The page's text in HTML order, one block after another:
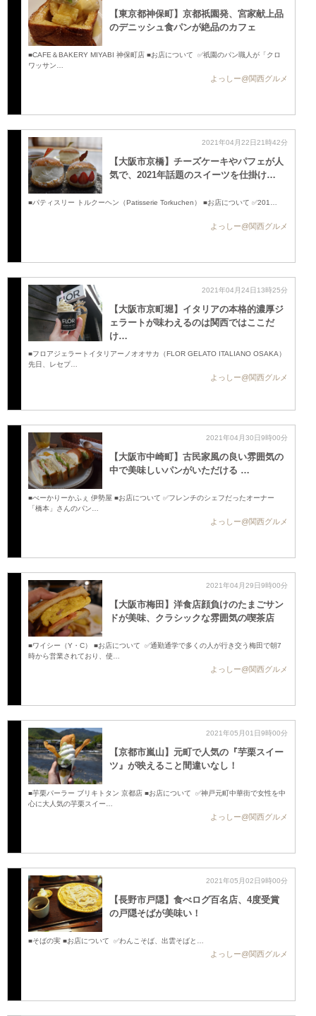
【東京都神保町】京都祇園発、宮家献上品
のデニッシュ食パンが絶品のカフェ
■CAFE＆BAKERY MIYABI 神保町店 ■お店について ✅祇園のパン職人が「クロ
ワッサン…
よっしー@関西グルメ
2021年04月22日21時42分
【大阪市京橋】チーズケーキやパフェが人
気で、2021年話題のスイーツを仕掛け…
■パティスリー トルクーヘン（Patisserie Torkuchen） ■お店について ✅201…
よっしー@関西グルメ
2021年04月24日13時25分
【大阪市京町堀】イタリアの本格的濃厚ジ
ェラートが味わえるのは関西ではここだ
け…
■フロアジェラートイタリアーノオオサカ（FLOR GELATO ITALIANO OSAKA）
先日、レセプ…
よっしー@関西グルメ
2021年04月30日9時00分
【大阪市中崎町】古民家風の良い雰囲気の
中で美味しいパンがいただける …
■べーかりーかふぇ 伊勢屋 ■お店について ✅フレンチのシェフだったオーナー
「橋本」さんのパン…
よっしー@関西グルメ
2021年04月29日9時00分
【大阪市梅田】洋食店顔負けのたまごサン
ドが美味、クラシックな雰囲気の喫茶店
■ワイシー（Y・C） ■お店について ✅通勤通学で多くの人が行き交う梅田で朝7
時から営業されており、使…
よっしー@関西グルメ
2021年05月01日9時00分
【京都市嵐山】元町で人気の『芋栗スイー
ツ』が映えること間違いなし！
■芋栗パーラー ブリキトタン 京都店 ■お店について ✅神戸元町中華街で女性を中
心に大人気の芋栗スイー…
よっしー@関西グルメ
2021年05月02日9時00分
【長野市戸隠】食べログ百名店、4度受賞
の戸隠そばが美味い！
■そばの実 ■お店について ✅わんこそば、出雲そばと…
よっしー@関西グルメ